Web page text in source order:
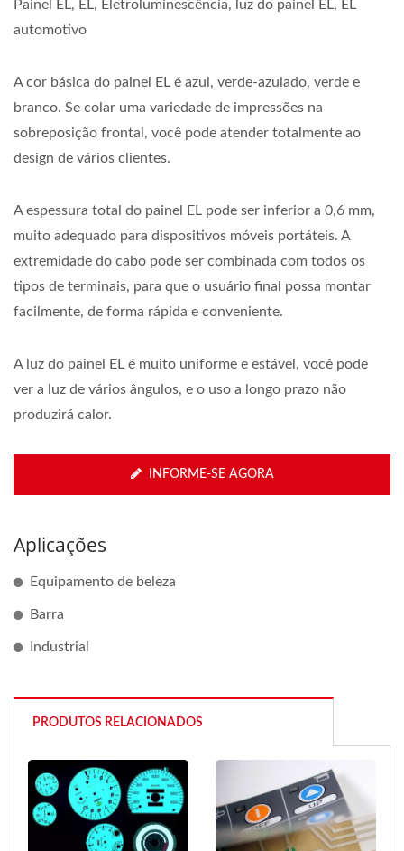
Painel EL, EL, Eletroluminescência, luz do painel EL, EL
automotivo
A cor básica do painel EL é azul, verde-azulado, verde e
branco. Se colar uma variedade de impressões na
sobreposição frontal, você pode atender totalmente ao
design de vários clientes.
A espessura total do painel EL pode ser inferior a 0,6 mm,
muito adequado para dispositivos móveis portáteis. A
extremidade do cabo pode ser combinada com todos os
tipos de terminais, para que o usuário final possa montar
facilmente, de forma rápida e conveniente.
A luz do painel EL é muito uniforme e estável, você pode
ver a luz de vários ângulos, e o uso a longo prazo não
produzirá calor.
INFORME-SE AGORA
Aplicações
Equipamento de beleza
Barra
Industrial
PRODUTOS RELACIONADOS